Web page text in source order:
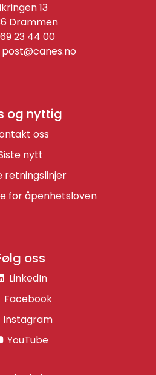
og nyttig
oss
nytt
retningslinjer
for åpenhetsloven
oss
LinkedIn
Facebook
Instagram
YouTube
13
Drammen
23 44 00
post@canes.no